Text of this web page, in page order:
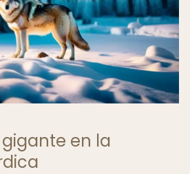
gigante en la